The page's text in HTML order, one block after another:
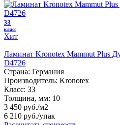
33
класс
Хит
Ламинат Kronotex Mammut Plus
D4726
Страна: Германия
Производитель: Kronotex
Класс: 33
Толщина, мм: 10
3 450 руб./м2
6 210 руб./упак